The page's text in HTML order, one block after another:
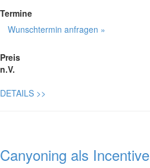
Termine
Wunschtermin anfragen »
Preis
n.V.
DETAILS >>
Canyoning als Incentive